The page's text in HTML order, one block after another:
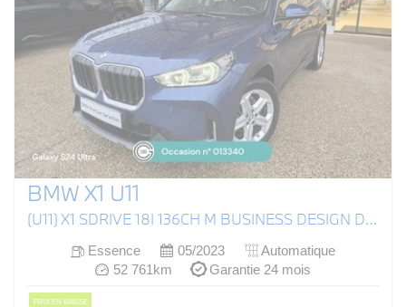
BMW X1 U11
(U11) X1 SDRIVE 18I 136CH M BUSINESS DESIGN DKG7
Essence 05/2023
Automatique
52 761km
Garantie 24 mois
PRIX EN BAISSE